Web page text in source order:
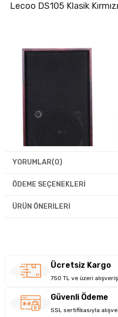
Lecoo DS105 Klasik
Kolay Bağlantı ve Kullanım
çalıştır yapısıyla ek sürücü
Kompakt ve Masaüstüne Uygun
YORUMLAR(0)
ÖDEME SEÇENEKLERI
ÜRÜN ÖNERILERI
Ücretsiz Kargo
750 TL ve üzeri
Güvenli Ödeme
SSL sertifikasıyla